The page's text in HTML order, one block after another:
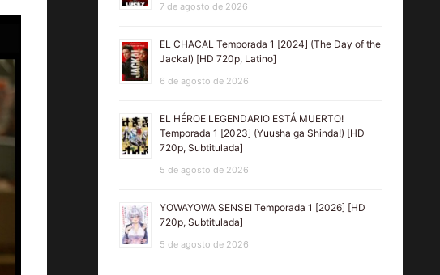
7 de agosto de 2026
EL CHACAL Temporada 1 [2024] (The Day of the
Jackal) [HD 720p, Latino]
6 de agosto de 2026
EL HÉROE LEGENDARIO ESTÁ MUERTO!
Temporada 1 [2023] (Yuusha ga Shinda!) [HD
720p, Subtitulada]
5 de agosto de 2026
YOWAYOWA SENSEI Temporada 1 [2026] [HD
720p, Subtitulada]
5 de agosto de 2026